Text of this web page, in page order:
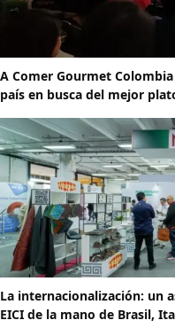
A Comer Gourmet
país en busca del mejor
La internacionalización: un
EICI de la mano de Brasil,